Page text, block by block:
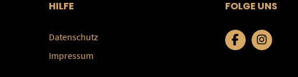
HILFE
Datenschutz
Impressum
FOLGE UNS